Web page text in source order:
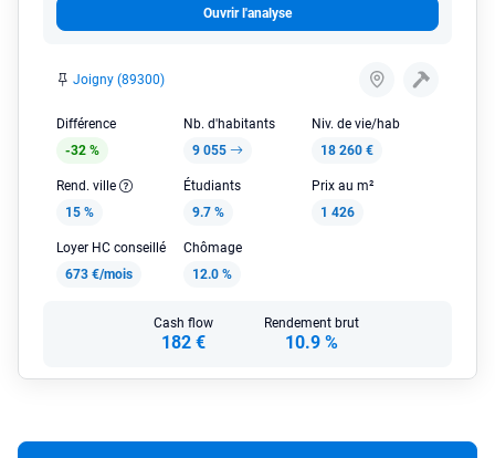
Ouvrir l'analyse
Joigny (89300)
Différence
-32 %
Nb. d'habitants
9 055
Niv. de vie/hab
18 260 €
Rend. ville
15 %
Étudiants
9.7 %
Prix au m²
1 426
Loyer HC conseillé
673 €/mois
Chômage
12.0 %
Cash flow
182 €
Rendement brut
10.9 %